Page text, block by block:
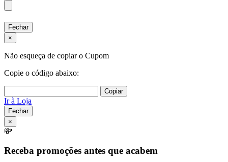
Fechar
×
Não esqueça de copiar o Cupom
Copie o código abaixo:
Copiar
Ir à Loja
Fechar
×
💸
Receba promoções antes que acabem